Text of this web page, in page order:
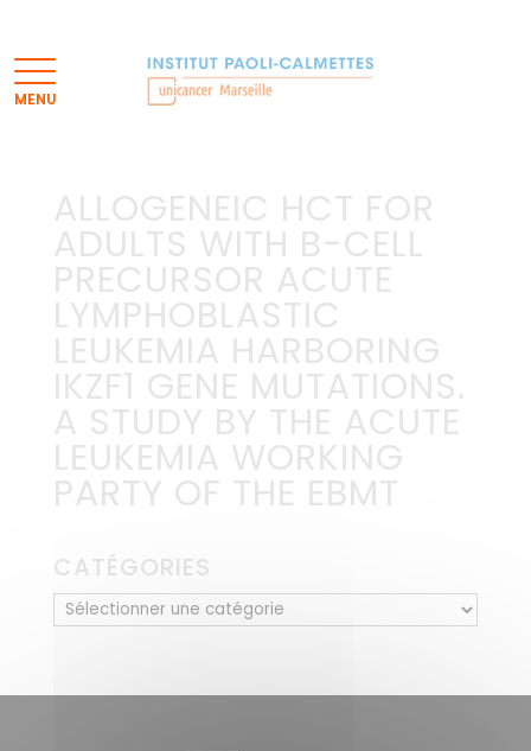
ALLOGENEIC HCT FOR
ADULTS WITH B-CELL
PRECURSOR ACUTE
LYMPHOBLASTIC
LEUKEMIA HARBORING
IKZF1 GENE MUTATIONS.
A STUDY BY THE ACUTE
LEUKEMIA WORKING
PARTY OF THE EBMT
CATÉGORIES
Catégories